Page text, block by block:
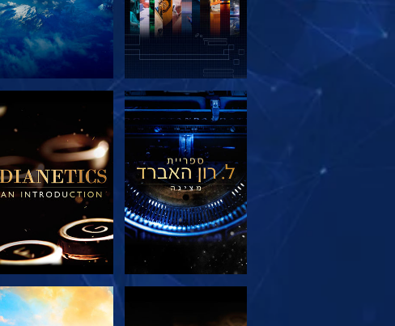
בדוק את הסדרה בדוק את הסדרה